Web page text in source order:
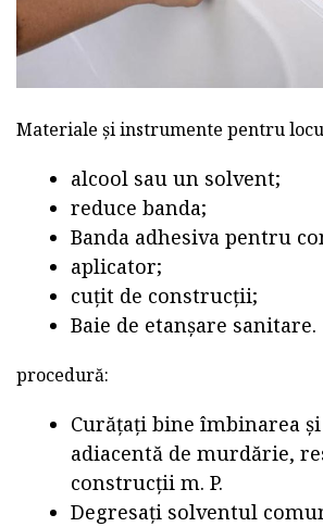
Materiale și instrumente pentru
alcool sau un solvent;
reduce banda;
Banda adhesiva pentru
aplicator;
cuțit de construcții;
Baie de etanșare sanitare.
procedură:
Curățați bine îmbinarea
adiacentă de murdărie,
construcții m. P.
Degresați solventul